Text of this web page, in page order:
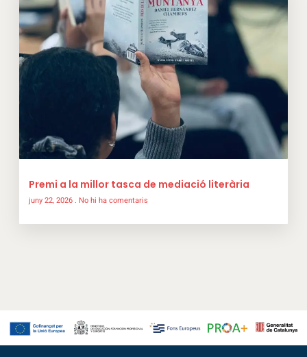
Premi a la millor tasca de mediació literària
juny 22, 2026 No hi ha comentaris